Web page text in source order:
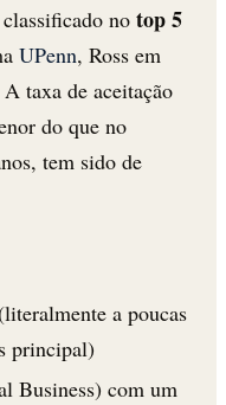
no top 5
UPenn, Ross em
taxa de aceitação
do que no
tem sido de
a poucas
principal)
Business) com um